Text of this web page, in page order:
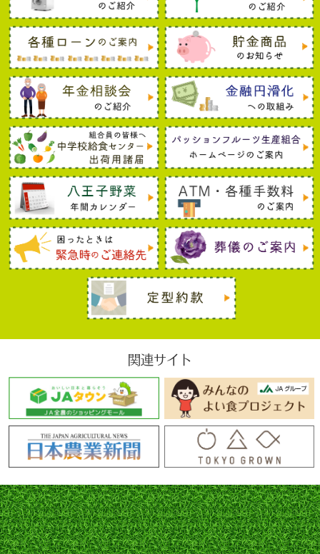
信用情報機関（以下、「提携個人信用情報機関」とい
います。）に照会し、私の個人情報が登録されている
場合には、割賦販売法及び貸金業法等により、私の支
払能力の調査のために限り、それを利用することに同
意します。
(2) 私は本契約に係る申込みをした事実に基づく個人
情報が、(3)に定めるとおり加盟個人信用情報機関に
登録され、加盟個人信用情報機関及び提携個人信用情
報機関の加盟会員により、私の支払能力に関する調査
のために利用されることに同意します。
(3) 加盟個人信用情報機関の名称、住所、問合せ電話
番号、登録情報及び登録期間は下記の通りです。
㈱シー・アイ・シー（CIC）
（割賦販売法及び貸金業法に基づく指定信用情報機
関）
https://www.cic.co.jp/
〒160-8375 東京都新宿区西新宿1-23-7 新宿ファース
トウエスト 15階
TEL: 0570-666-414
先、運転免許証等の記号番号等本人を特定するための
情報、契約の種類、契約日、契約額、貸付額、商品名
及びその数量／回数／期間、支払回数等契約内容に関
する情報、利用残高、割賦残高、年間請求予定額、支
払日、完済日、延滞等支払い状況に関する情報
登録期間：
①本契約に係る申込みをした事実は保証会社が㈱シ
ー・アイ・シーに照会した日から6ヶ月間
②本契約に係る客観的な取引事実は契約期間中及び契
約終了後5年間
③債務の支払いを延滞した事実は契約期間中及び契約
終了後5年間
関連サイト